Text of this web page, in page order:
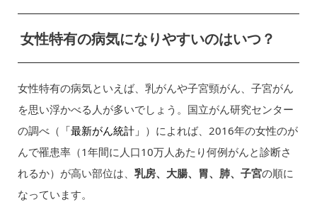
女性特有の病気になりやすいのはいつ？
女性特有の病気といえば、乳がんや子宮頸がん、子宮がん
を思い浮かべる人が多いでしょう。国立がん研究センター
の調べ（ 「最新がん統計」 ）によれば、2016年の女性のが
んで罹患率（1年間に人口10万人あたり何例がんと診断さ
れるか）が高い部位は、 乳房、大腸、胃、肺、子宮の順に
なっています。